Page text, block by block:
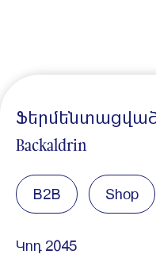
Backaldrin
B2B Shop
Կոդ 2045